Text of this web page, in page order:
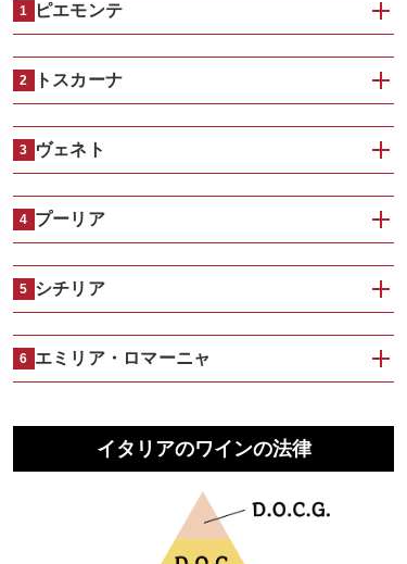
1 ピエモンテ
2 トスカーナ
3 ヴェネト
4 プーリア
5 シチリア
6 エミリア・ロマーニャ
イタリアのワインの法律